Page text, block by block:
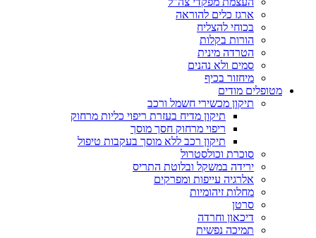
ארגז כלים להוראה
בכוחי להצליח
הורות בקלות
הטרדה מינית
סמים ולא נהנים
מיחזור בכיף
מטופלים מודים
תיקון מכשירי חשמל ורכב
תיקון מדיח בעזרת ריפוי כליות מרחוק
ריפוי מרחוק חסך מוסך
תיקון רכב ללא מוסך בעקבות טיפול
סוכרת וכולסטרול
ירידה במשקל ובלוטת התריס
אלרגיה עייפות ומפרקים
מחלות זיהומיות
סרטן
דיכאון וחרדה
תמיכה נפשית